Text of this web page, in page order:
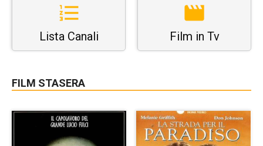
Lista Canali Film in Tv
FILM STASERA